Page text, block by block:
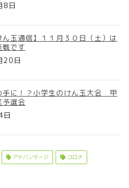
8日
ん玉通信】１１月３０日（土）は
戦です
20日
手に！？小学生のけん玉大会 甲
予選会
アドバンテージ コロナ